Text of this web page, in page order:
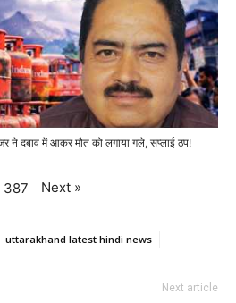
ने दबाव में आकर मौत को लगाया गले, सप्लाई ठप!
387 Next »
uttarakhand latest hindi news
Next article